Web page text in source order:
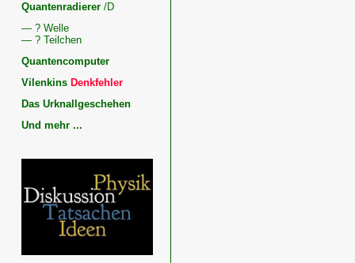
Quantenradierer /D
— ? Welle
— ? Teilchen
Quantencomputer
Vilenkins Denkfehler
Das Urknallgeschehen
Und mehr ...
Geist
Physik,